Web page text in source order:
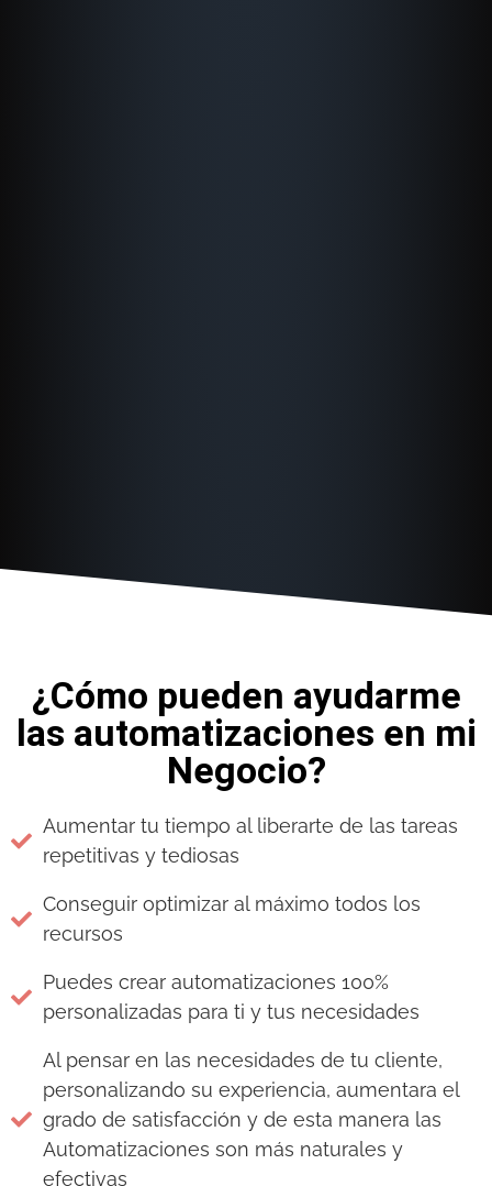
¿Cómo pueden ayudarme
las automatizaciones en mi
Negocio?
Aumentar tu tiempo al liberarte de las tareas
repetitivas y tediosas
Conseguir optimizar al máximo todos los
recursos
Puedes crear automatizaciones 100%
personalizadas para ti y tus necesidades
Al pensar en las necesidades de tu cliente,
personalizando su experiencia, aumentara el
grado de satisfacción y de esta manera las
Automatizaciones son más naturales y
efectivas